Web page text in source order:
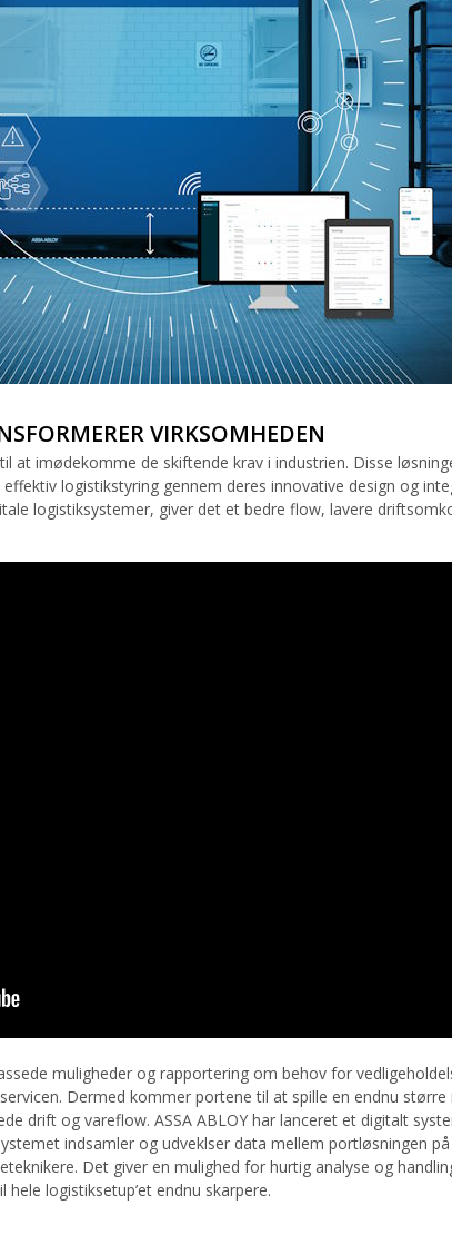
VIRKSOMHEDEN
at imødekomme de skiftende krav i industrien. Disse
logistikstyring gennem deres innovative design og
logistiksystemer, giver det et bedre flow, lavere
muligheder og rapportering om behov for
Dermed kommer portene til at spille en endnu
drift og vareflow. ASSA ABLOY har lanceret et digitalt
indsamler og udveklser data mellem portløsningen
Det giver en mulighed for hurtig analyse og
logistiksetup’et endnu skarpere.